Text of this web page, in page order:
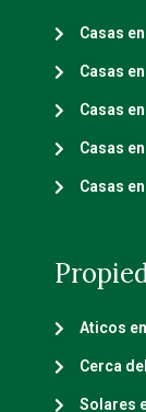
Casas
Casas
Casas
Casas
Casas
Aticos
Cerca
Solares